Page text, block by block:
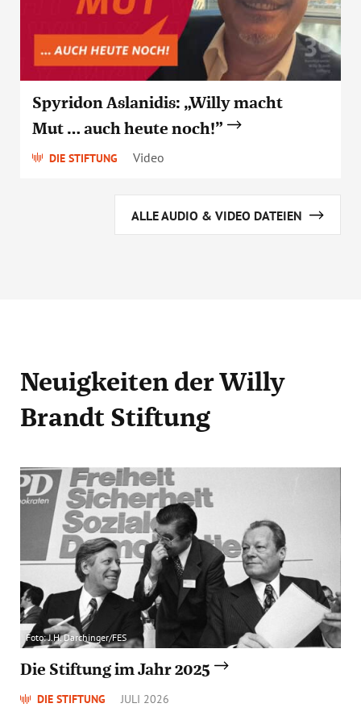
Spyridon Aslanidis: „Willy macht
Mut … auch heute noch!”
DIE STIFTUNG Video
ALLE AUDIO & VIDEO DATEIEN
Neuigkeiten der Willy
Brandt Stiftung
Foto: J.H. Darchinger/FES
Die Stiftung im Jahr 2025
DIE STIFTUNG JULI 2026